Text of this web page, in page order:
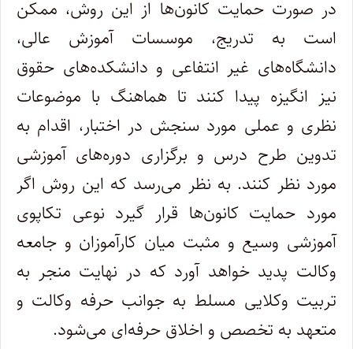
در صورت حمایت کانون‌ها از این روش، ممکن
است به تدریج، موسسات آموزش عالی،
دانشگاه‌های غیر انتفاعی و دانشکده‌های حقوق
نیز انگیزه پیدا کنند تا هماهنگ با موضوعات
نظری و عملی مورد سنجش در اختبار، اقدام به
تدوین طرح درس و برگزاری دوره‌های آموزشی
مورد نظر کنند. به نظر می‌رسد که این روش اگر
مورد حمایت کانون‌ها قرار گیرد نوعی تکاپوی
آموزشی وسیع و مثبت میان کارآموزان و جامعه
وکالت پدید خواهد آورد که در نهایت منجر به
تربیت وکلایی مسلط به جوانب حرفه وکالت و
متعهد به تخصص و اخلاق حرفه‌ای می‌شود.